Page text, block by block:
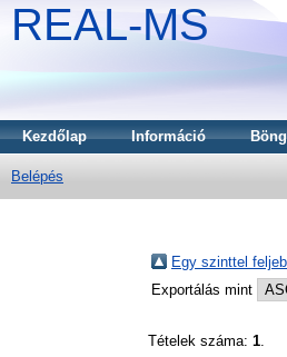
REAL-MS
Kezdőlap Információ
Belépés
Egy szinttel
Exportálás mint
Tételek száma: 1